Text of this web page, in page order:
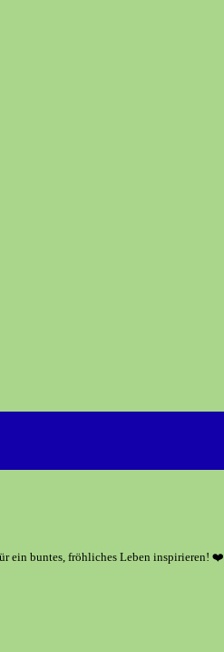
ein buntes, fröhliches Leben inspirieren! ❤️